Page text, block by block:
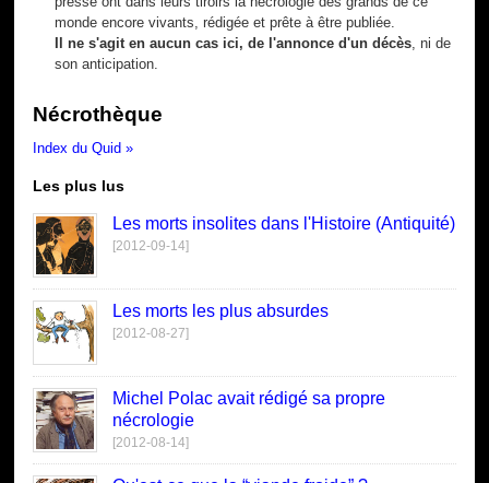
monde encore vivants, rédigée et prête à être publiée.
Il ne s'agit en aucun cas ici, de l'annonce d'un décès , ni de
son anticipation.
Nécrothèque
Index du Quid »
Les plus lus
Les morts insolites dans l'Histoire (Antiquité)
[2012-09-14]
Les morts les plus absurdes
[2012-08-27]
Michel Polac avait rédigé sa propre
nécrologie
[2012-08-14]